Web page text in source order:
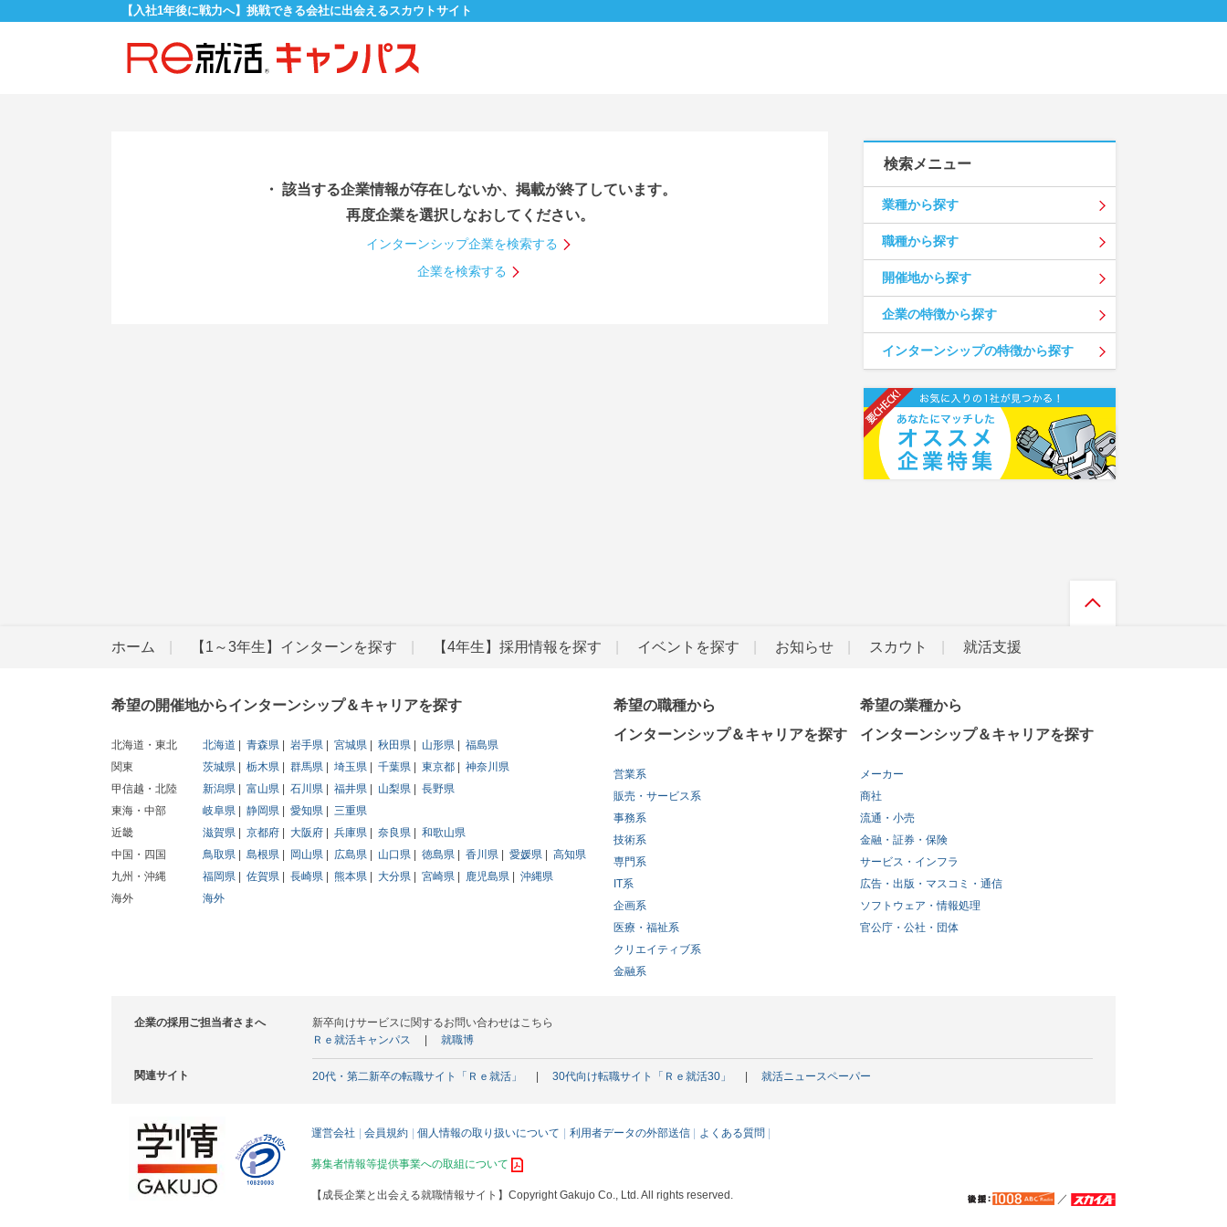
【入社1年後に戦力へ】挑戦できる会社に出会えるスカウトサイト
・ 該当する企業情報が存在しないか、掲載が終了しています。
再度企業を選択しなおしてください。
インターンシップ企業を検索する
企業を検索する
検索メニュー
業種から探す
職種から探す
開催地から探す
企業の特徴から探す
インターンシップの特徴から探す
ホーム 【1～3年生】インターンを探す 【4年生】採用情報を探す イベントを探す お知らせ スカウト 就活支援
希望の開催地からインターンシップ＆キャリアを探す
北海道・東北 北海道 青森県 岩手県 宮城県 秋田県 山形県
福島県
関東
茨城県 栃木県 群馬県 埼玉県 千葉県 東京都
神奈川県
甲信越・北陸
新潟県 富山県 石川県 福井県 山梨県
長野県
東海・中部
岐阜県 静岡県 愛知県
三重県
近畿
滋賀県 京都府 大阪府 兵庫県 奈良県
和歌山県
中国・四国
鳥取県 島根県 岡山県 広島県 山口県 徳島県 香川県 愛媛県
高知県
九州・沖縄
福岡県 佐賀県 長崎県 熊本県 大分県 宮崎県 鹿児島県
沖縄県
海外
海外
希望の職種から
インターンシップ＆キャリアを探す
営業系
販売・サービス系
事務系
技術系
専門系
IT系
企画系
医療・福祉系
クリエイティブ系
金融系
希望の業種から
インターンシップ＆キャリアを探す
メーカー
商社
流通・小売
金融・証券・保険
サービス・インフラ
広告・出版・マスコミ・通信
ソフトウェア・情報処理
官公庁・公社・団体
企業の採用ご担当者さまへ
新卒向けサービスに関するお問い合わせはこちら
Ｒｅ就活キャンパス
就職博
関連サイト 20代・第二新卒の転職サイト「Ｒｅ就活」 30代向け転職サイト「Ｒｅ就活30」 就活ニュースペーパー
運営会社 会員規約 個人情報の取り扱いについて 利用者データの外部送信 よくある質問
募集者情報等提供事業への取組について
【成長企業と出会える就職情報サイト】 Copyright Gakujo Co., Ltd. All rights reserved. ／